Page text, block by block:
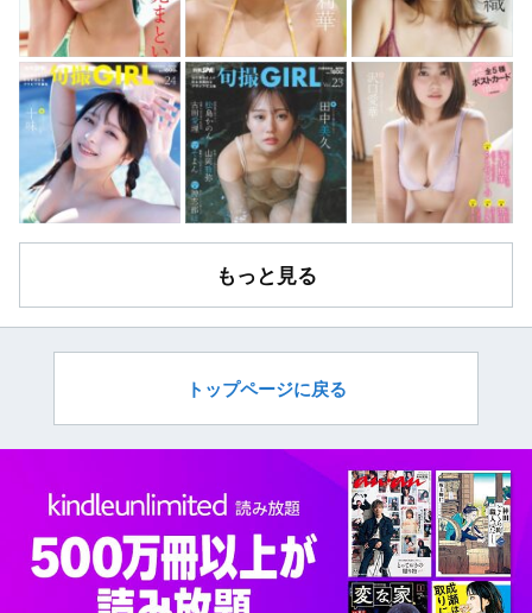
もっと見る
トップページに戻る